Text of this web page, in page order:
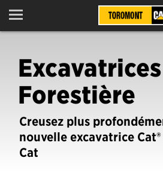
Menu
Forestière
Creusez plus
nouvelle excavatrice
Cat